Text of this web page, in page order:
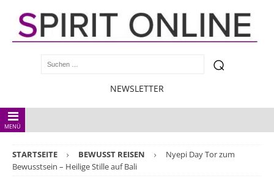
NEWSLETTER
MENÜ
STARTSEITE BEWUSST REISEN
Nyepi Day Tor zum
Bewusstsein – Heilige Stille auf Bali